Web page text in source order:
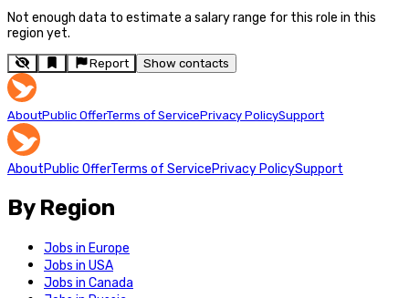
Not enough data to estimate a salary range for this role in this
region yet.
Report Show contacts
AboutPublic OfferTerms of ServicePrivacy PolicySupport
AboutPublic OfferTerms of ServicePrivacy PolicySupport
By Region
Jobs in Europe
Jobs in USA
Jobs in Canada